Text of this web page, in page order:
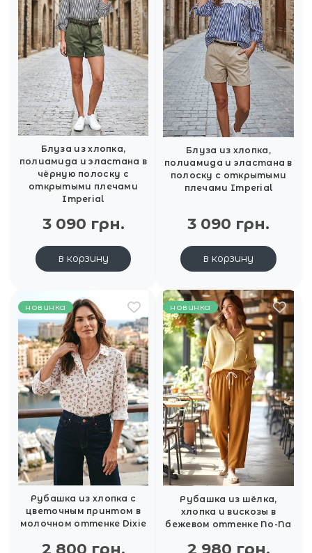
Блуза из хлопка,
полиамида и эластана в
чёрную полоску с
открытыми плечами
Imperial
3 090 грн.
в корзину
Блуза из хлопка,
полиамида и эластана в
полоску с открытыми
плечами Imperial
3 090 грн.
в корзину
новинка
Рубашка из хлопка с
цветочным принтом в
молочном оттенке Dixie
2 800 грн.
новинка
Рубашка из шёлка,
хлопка и вискозы в
бежевом оттенке No-Na
2 980 грн.